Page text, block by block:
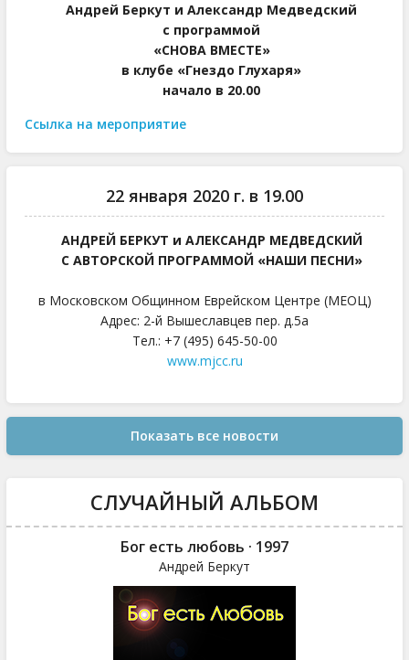
Андрей Беркут и Александр Медведский
с программой
«СНОВА ВМЕСТЕ»
в клубе «Гнездо Глухаря»
начало в 20.00
Ссылка на мероприятие
22 января 2020 г. в 19.00
АНДРЕЙ БЕРКУТ и АЛЕКСАНДР МЕДВЕДСКИЙ
С АВТОРСКОЙ ПРОГРАММОЙ «НАШИ ПЕСНИ»
в Московском Общинном Еврейском Центре (МЕОЦ)
Адрес: 2-й Вышеславцев пер. д.5а
Тел.: +7 (495) 645-50-00
www.mjcc.ru
Показать все новости
СЛУЧАЙНЫЙ АЛЬБОМ
Бог есть любовь · 1997
Андрей Беркут